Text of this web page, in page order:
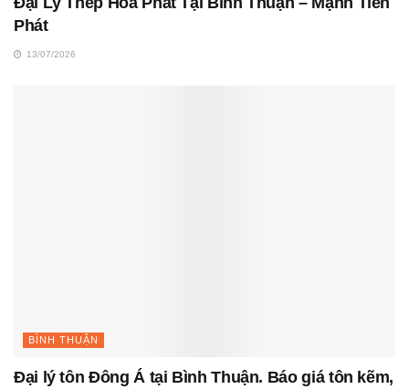
Phát
13/07/2026
BÌNH THUẬN
Đại lý tôn Đông Á tại Bình Thuận. Báo giá tôn kẽm,